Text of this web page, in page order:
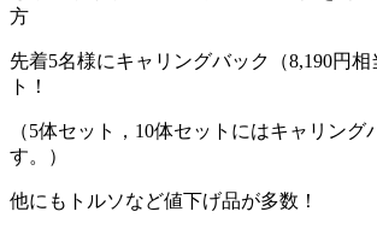
方
先着5名様にキャリングバック（8,190円
ト！
（5体セット，10体セットにはキャリング
す。）
他にもトルソなど値下げ品が多数！